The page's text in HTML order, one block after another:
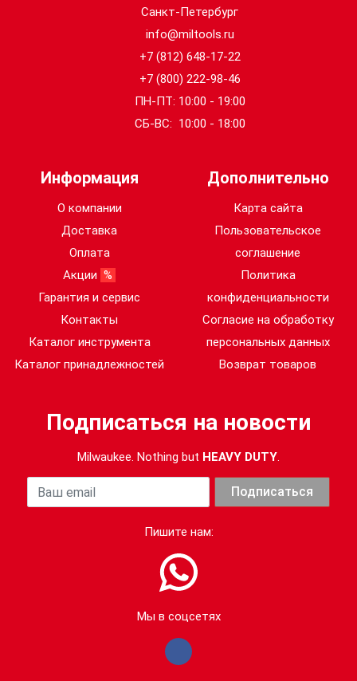
Санкт-Петербург
info@miltools.ru
+7 (812) 648-17-22
+7 (800) 222-98-46
ПН-ПТ: 10:00 - 19:00
СБ-ВС: 10:00 - 18:00
Информация
О компании
Доставка
Оплата
Акции %
Гарантия и сервис
Контакты
Каталог инструмента
Каталог принадлежностей
Дополнительно
Карта сайта
Пользовательское
соглашение
Политика
конфиденциальности
Согласие на обработку
персональных данных
Возврат товаров
Подписаться на новости
Milwaukee. Nothing but HEAVY DUTY.
Ваша почта Подписаться
Пишите нам:
Мы в соцсетях